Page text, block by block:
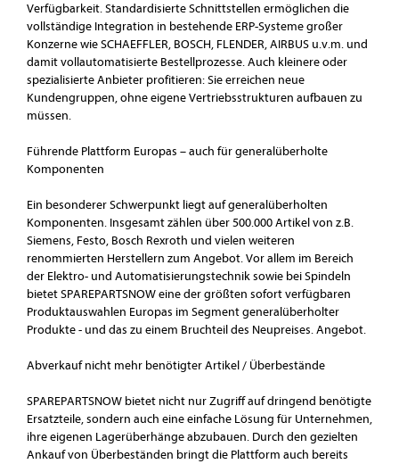
Verfügbarkeit. Standardisierte Schnittstellen ermöglichen die
vollständige Integration in bestehende ERP-Systeme großer
Konzerne wie SCHAEFFLER, BOSCH, FLENDER, AIRBUS u.v.m. und
damit vollautomatisierte Bestellprozesse. Auch kleinere oder
spezialisierte Anbieter profitieren: Sie erreichen neue
Kundengruppen, ohne eigene Vertriebsstrukturen aufbauen zu
müssen.
Führende Plattform Europas – auch für generalüberholte
Komponenten
Ein besonderer Schwerpunkt liegt auf generalüberholten
Komponenten. Insgesamt zählen über 500.000 Artikel von z.B.
Siemens, Festo, Bosch Rexroth und vielen weiteren
renommierten Herstellern zum Angebot. Vor allem im Bereich
der Elektro- und Automatisierungstechnik sowie bei Spindeln
bietet SPAREPARTSNOW eine der größten sofort verfügbaren
Produktauswahlen Europas im Segment generalüberholter
Produkte - und das zu einem Bruchteil des Neupreises. Angebot.
Abverkauf nicht mehr benötigter Artikel / Überbestände
SPAREPARTSNOW bietet nicht nur Zugriff auf dringend benötigte
Ersatzteile, sondern auch eine einfache Lösung für Unternehmen,
ihre eigenen Lagerüberhänge abzubauen. Durch den gezielten
Ankauf von Überbeständen bringt die Plattform auch bereits